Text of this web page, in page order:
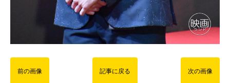
前の画像 記事に戻る 次の画像